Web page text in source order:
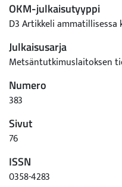
OKM-julkaisutyyppi
D3 Artikkeli
Julkaisusarja
Metsäntutkimuslaitoksen
Numero
383
Sivut
76
ISSN
0358-4283